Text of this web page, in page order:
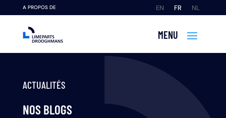
A PROPOS DE NL
FR
EN
ACTUALITÉS
NOS BLOGS